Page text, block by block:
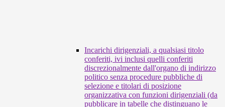
Incarichi dirigenziali, a qualsiasi titolo
conferiti, ivi inclusi quelli conferiti
discrezionalmente dall'organo di indirizzo
politico senza procedure pubbliche di
selezione e titolari di posizione
organizzativa con funzioni dirigenziali (da
pubblicare in tabelle che distinguano le